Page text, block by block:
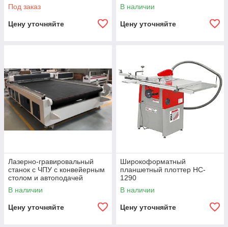
Под заказ
Цену уточняйте
В наличии
Цену уточняйте
Лазерно-гравировальный
станок с ЧПУ с конвейерным
столом и автоподачей
материала для резки ткани
LM 1825 F
В наличии
Цену уточняйте
Широкоформатный
планшетный плоттер HC-
1290
В наличии
Цену уточняйте